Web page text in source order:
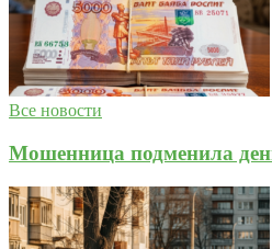
Все новости
Мошенница подменила